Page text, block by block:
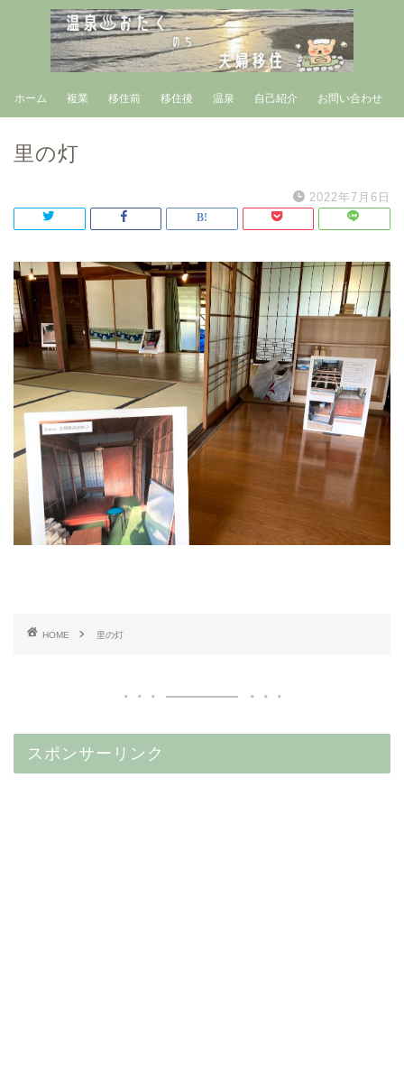
ホーム 複業 移住前 移住後 温泉 自己紹介 お問い合わせ
里の灯
2022年7月6日
HOME 里の灯
スポンサーリンク